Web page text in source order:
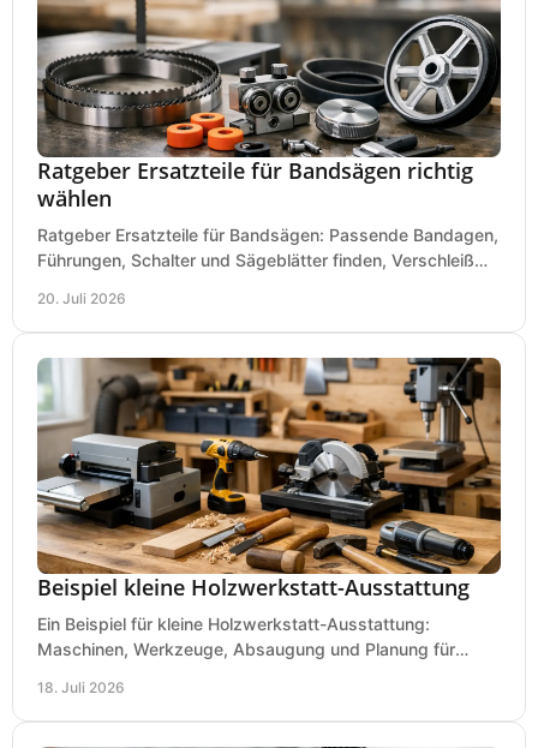
Ratgeber Ersatzteile für Bandsägen richtig
wählen
Ratgeber Ersatzteile für Bandsägen: Passende Bandagen,
Führungen, Schalter und Sägeblätter finden, Verschleiß
20. Juli 2026
Beispiel kleine Holzwerkstatt-Ausstattung
Ein Beispiel für kleine Holzwerkstatt-Ausstattung:
Maschinen, Werkzeuge, Absaugung und Planung für
18. Juli 2026